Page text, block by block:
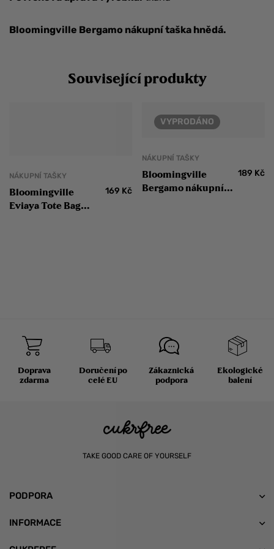
Bloomingville Bergamo nákupní taška hnědá.
Související produkty
NÁKUPNÍ TAŠKY
Bloomingville
Eviaya Tote Bag
169 Kč
VYPRODÁNO
NÁKUPNÍ TAŠKY
Bloomingville
Bergamo nákupní
189 Kč
Doprava
zdarma
Doručení po
celé EU
Zákaznická
podpora
Ekologické
balení
TAKE GOOD CARE OF YOURSELF
PODPORA
INFORMACE